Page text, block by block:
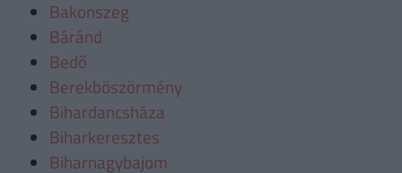
Bakonszeg
Báránd
Bedő
Berekböszörmény
Bihardancsháza
Biharkeresztes
Biharnagybajom